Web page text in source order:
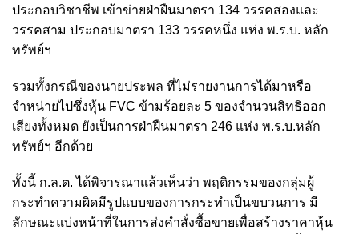
ประกอบวิชาชีพ เข้าข่ายฝ่าฝืนมาตรา 134 วรรคสองและ
วรรคสาม ประกอบมาตรา 133 วรรคหนึ่ง แห่ง พ.ร.บ. หลัก
ทรัพย์ฯ
รวมทั้งกรณีของนายประพล ที่ไม่รายงานการได้มาหรือ
จำหน่ายไปซึ่งหุ้น FVC ข้ามร้อยละ 5 ของจำนวนสิทธิออก
เสียงทั้งหมด ยังเป็นการฝ่าฝืนมาตรา 246 แห่ง พ.ร.บ.หลัก
ทรัพย์ฯ อีกด้วย
ทั้งนี้ ก.ล.ต. ได้พิจารณาแล้วเห็นว่า พฤติกรรมของกลุ่มผู้
กระทำความผิดมีรูปแบบของการกระทำเป็นขบวนการ มี
ลักษณะแบ่งหน้าที่ในการส่งคำสั่งซื้อขายเพื่อสร้างราคาหุ้น